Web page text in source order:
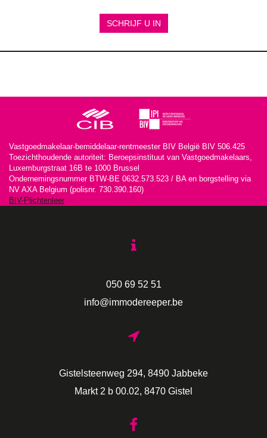
SCHRIJF U IN
Vastgoedmakelaar-bemiddelaar-rentmeester BIV België BIV 506.425
Toezichthoudende autoriteit: Beroepsinstituut van Vastgoedmakelaars,
Luxemburgstraat 16B te 1000 Brussel
Ondernemingsnummer BTW-BE 0632.573.523 / BA en borgstelling via
NV AXA Belgium (polisnr. 730.390.160)
BIV-Plichtenleer
050 69 52 51
info@immodereeper.be
Gistelsteenweg 294, 8490 Jabbeke
Markt 2 b 00.02, 8470 Gistel